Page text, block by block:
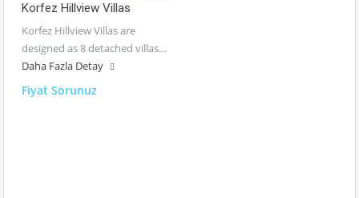
Korfez Hillview Villas
Korfez Hillview Villas are
designed as 8 detached villas…
Daha Fazla Detay
Fiyat Sorunuz